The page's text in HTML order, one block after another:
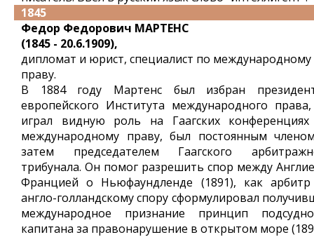
1845
Федор Федорович МАРТЕНС
(1845 - 20.6.1909),
дипломат и юрист, специалист по международному
праву.
В 1884 году Мартенс был избран
европейского Института международного
играл видную роль на Гаагских
международному праву, был постоянным
затем председателем Гаагского
трибунала. Он помог разрешить спор между
Францией о Ньюфаундленде (1891), как
англо-голландскому спору сформулировал
международное признание принцип
капитана за правонарушение в открытом море